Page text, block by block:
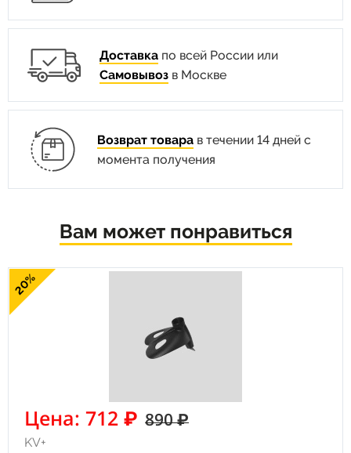
Доставка по всей России или
Самовывоз в Москве
Возврат товарав течении 14 дней с
момента получения
Вам может понравиться
20%
Цена: 712 ₽ 890 ₽
KV+